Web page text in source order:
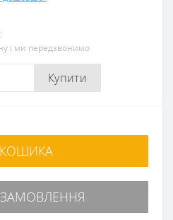
і ми передзвонимо
Купити